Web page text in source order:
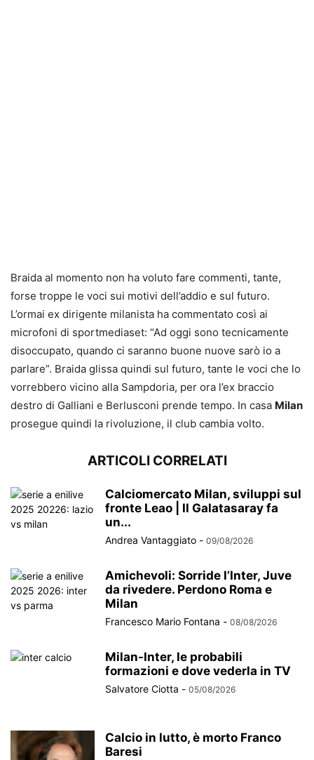
Braida al momento non ha voluto fare commenti, tante,
forse troppe le voci sui motivi dell’addio e sul futuro.
L’ormai ex dirigente milanista ha commentato così ai
microfoni di sportmediaset: “Ad oggi sono tecnicamente
disoccupato, quando ci saranno buone nuove sarò io a
parlare”. Braida glissa quindi sul futuro, tante le voci che lo
vorrebbero vicino alla Sampdoria, per ora l’ex braccio
destro di Galliani e Berlusconi prende tempo. In casa Milan
prosegue quindi la rivoluzione, il club cambia volto.
ARTICOLI CORRELATI
Calciomercato Milan, sviluppi sul
fronte Leao | Il Galatasaray fa
un...
Andrea Vantaggiato - 09/08/2026
Amichevoli: Sorride l’Inter, Juve
da rivedere. Perdono Roma e
Milan
Francesco Mario Fontana - 08/08/2026
Milan-Inter, le probabili
formazioni e dove vederla in TV
Salvatore Ciotta - 05/08/2026
Calcio in lutto, è morto Franco
Baresi